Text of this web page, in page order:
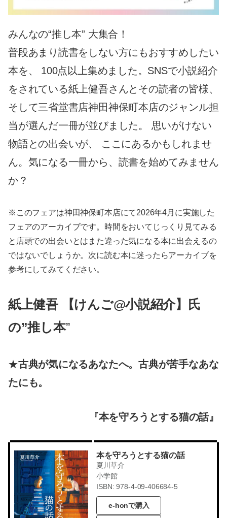
みんなの“推し本” 大集合！
普段あまり読書をしない方にもおすすめしたい
本を、 100点以上集めました。SNSで小説紹介
をされている紙上健吾さんとその読者の皆様、
そして三省堂書店神田神保町本店のジャンル担
当が選んだ一冊が並びました。 思いがけない
物語との出会いが、 ここにあるかもしれませ
ん。気になる一冊から、読書を始めてみません
か？
※このフェアは神田神保町本店にて2026年4月に実施した
フェアのアーカイブです。時間をおいてじっくり見てみる
と店頭での出会いとはまた違った気になる本に出会えるの
ではないでしょうか。次に読む本に迷ったらアーカイブを
参考にしてみてください。
紙上健吾 【けんご@小説紹介】氏
の”推し本”
★古典が気になるあなたへ。古典が苦手なあな
たにも。
『本を守ろうとする猫の話』
本を守ろうとする猫の話
夏川草介
小学館
ISBN: 978-4-09-406684-5
e-honで購入